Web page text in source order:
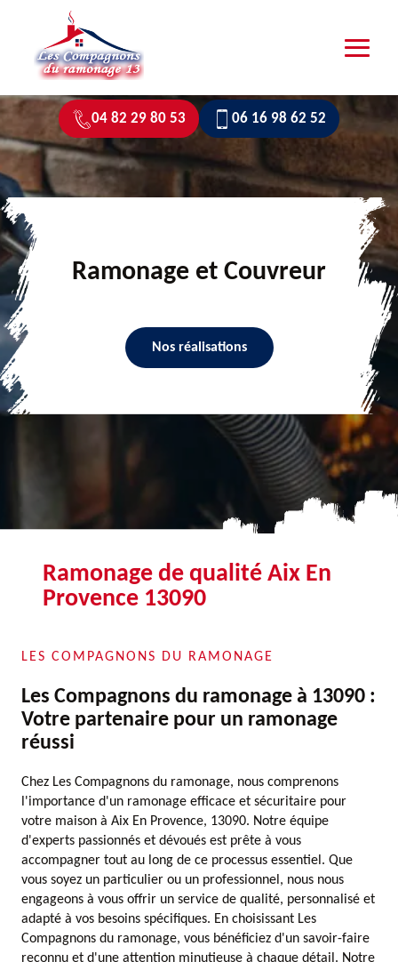
04 82 29 80 53 06 16 98 62 52
Ramonage et Couvreur
Nos réalisations
Ramonage de qualité Aix En
Provence 13090
LES COMPAGNONS DU RAMONAGE
Les Compagnons du ramonage à 13090 :
Votre partenaire pour un ramonage
réussi
Chez Les Compagnons du ramonage, nous comprenons
l'importance d'un ramonage efficace et sécuritaire pour
votre maison à Aix En Provence, 13090. Notre équipe
d'experts passionnés et dévoués est prête à vous
accompagner tout au long de ce processus essentiel. Que
vous soyez un particulier ou un professionnel, nous nous
engageons à vous offrir un service de qualité, personnalisé et
adapté à vos besoins spécifiques. En choisissant Les
Compagnons du ramonage, vous bénéficiez d'un savoir-faire
reconnu et d'une attention minutieuse à chaque détail. Notre